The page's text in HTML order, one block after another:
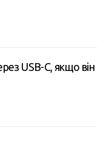
USB-C, якщо він